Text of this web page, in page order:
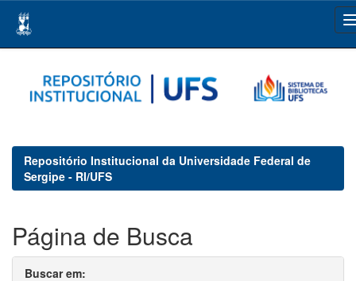
navigation
Repositório Institucional da Universidade Federal de
Sergipe - RI/UFS
Página de Busca
Buscar em: